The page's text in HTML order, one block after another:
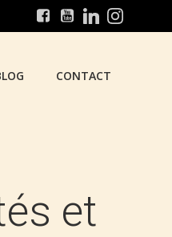
CONTACT
et